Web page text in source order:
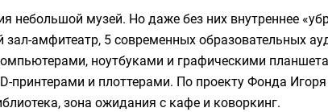
небольшой музей. Но даже без них внутреннее
амфитеатр, 5 современных образовательных
ноутбуками и графическими
принтерами и плоттерами. По проекту Фонда
зона ожидания с кафе и коворкинг.